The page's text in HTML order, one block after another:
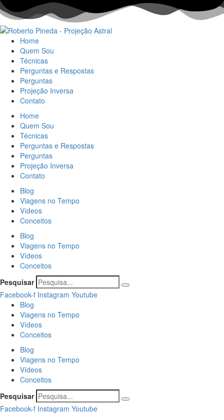
Home
Quem Sou
Técnicas
Perguntas e Respostas
Perguntas
Projeção Inversa
Contato
Home
Quem Sou
Técnicas
Perguntas e Respostas
Perguntas
Projeção Inversa
Contato
Blog
Viagens no Tempo
Vídeos
Conceitos
Blog
Viagens no Tempo
Vídeos
Conceitos
Pesquisar
Facebook-f Instagram Youtube
Blog
Viagens no Tempo
Vídeos
Conceitos
Blog
Viagens no Tempo
Vídeos
Conceitos
Pesquisar
Facebook-f Instagram Youtube